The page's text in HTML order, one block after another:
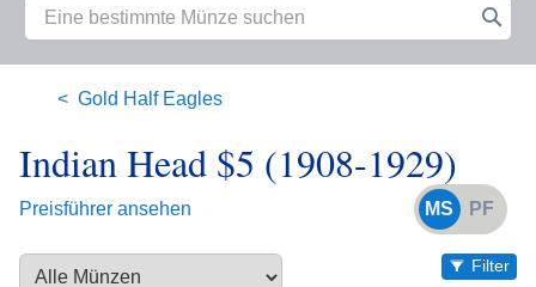
Gold Half Eagles
Indian Head $5 (1908-1929)
Preisführer ansehen PF
MS
Filter